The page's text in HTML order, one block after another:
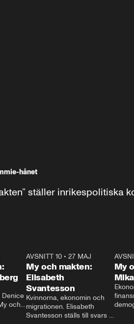
hånet
ställer
23:40
Denice
och
AVSNITT 10 •27 MAJ
My och makten:
Elisabeth
Svantesson
Kvinnorna, ekonomin och
migrationen. Elisabeth
Svantesson ställs till svars
My